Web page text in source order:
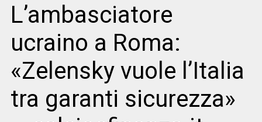
L’ambasciatore
ucraino a Roma:
«Zelensky vuole l’Italia
tra garanti sicurezza»